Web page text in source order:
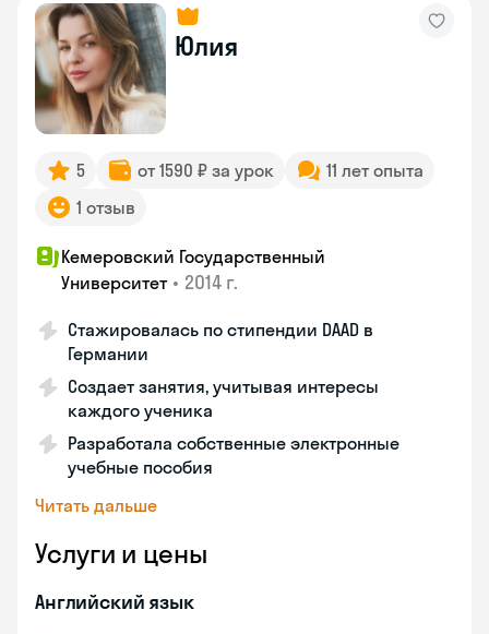
Юлия
5 от 1590 ₽ за урок
11 лет опыта
1 отзыв
Кемеровский Государственный
Университет • 2014 г.
Стажировалась по стипендии DAAD в
Германии
Создает занятия, учитывая интересы
каждого ученика
Разработала собственные электронные
учебные пособия
Читать дальше
Услуги и цены
Английский язык